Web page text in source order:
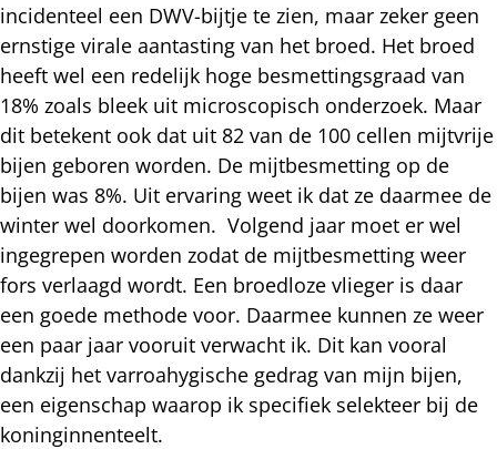
incidenteel een DWV-bijtje te zien, maar zeker geen
ernstige virale aantasting van het broed. Het broed
heeft wel een redelijk hoge besmettingsgraad van
18% zoals bleek uit microscopisch onderzoek. Maar
dit betekent ook dat uit 82 van de 100 cellen mijtvrije
bijen geboren worden. De mijtbesmetting op de
bijen was 8%. Uit ervaring weet ik dat ze daarmee de
winter wel doorkomen. Volgend jaar moet er wel
ingegrepen worden zodat de mijtbesmetting weer
fors verlaagd wordt. Een broedloze vlieger is daar
een goede methode voor. Daarmee kunnen ze weer
een paar jaar vooruit verwacht ik. Dit kan vooral
dankzij het varroahygische gedrag van mijn bijen,
een eigenschap waarop ik specifiek selekteer bij de
koninginnenteelt.